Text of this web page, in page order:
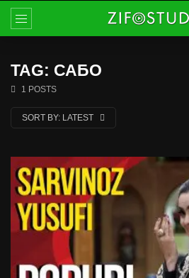
TAG: САБО
1 POSTS
SORT BY: LATEST